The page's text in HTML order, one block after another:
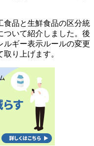
食品と生鮮食品の区分統
ついて紹介しました。後
ルギー表示ルールの変更
り上げます。